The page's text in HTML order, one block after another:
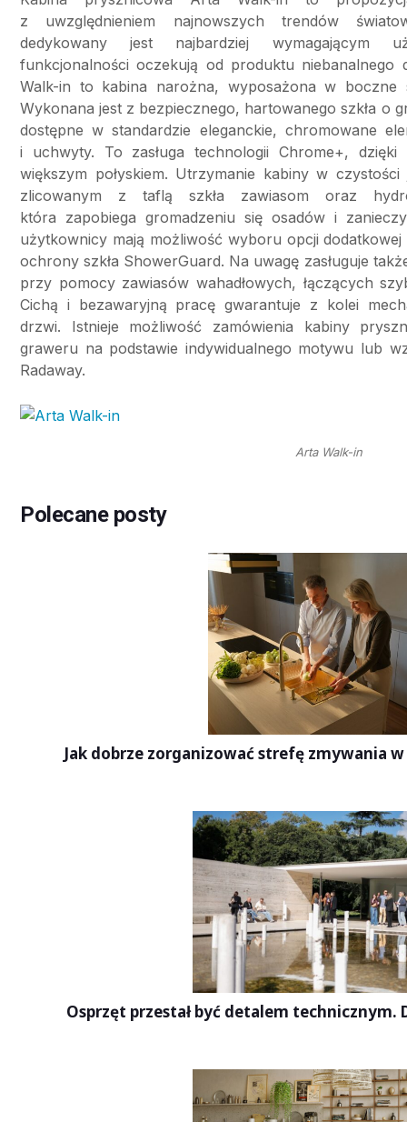
z uwzględnieniem najnowszych trendów
dedykowany jest najbardziej wymagającym
funkcjonalności oczekują od produktu niebanalnego
Walk-in to kabina narożna, wyposażona w boczne
Wykonana jest z bezpiecznego, hartowanego szkła o
dostępne w standardzie eleganckie, chromowane
i uchwyty. To zasługa technologii Chrome+,
większym połyskiem. Utrzymanie kabiny w
zlicowanym z taflą szkła zawiasom oraz
która zapobiega gromadzeniu się osadów i
użytkownicy mają możliwość wyboru opcji
ochrony szkła ShowerGuard. Na uwagę zasługuje
przy pomocy zawiasów wahadłowych, łączących
Cichą i bezawaryjną pracę gwarantuje z kolei
drzwi. Istnieje możliwość zamówienia kabiny
graweru na podstawie indywidualnego motywu lub
Radaway.
Arta Walk-in
Polecane posty
Jak dobrze zorganizować strefę zmywania
Osprzęt przestał być detalem technicznym.